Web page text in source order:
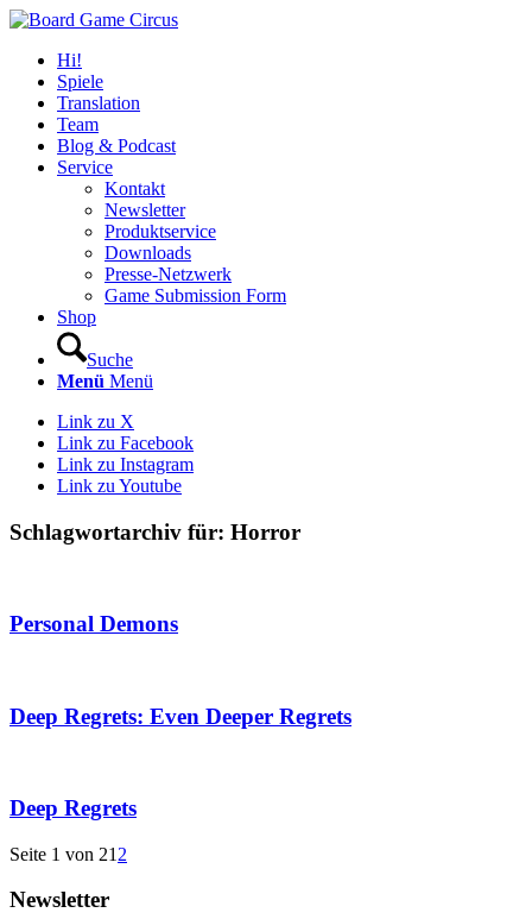
Hi!
Spiele
Translation
Team
Blog & Podcast
Service
Kontakt
Newsletter
Produktservice
Downloads
Presse-Netzwerk
Game Submission Form
Shop
Suche
Menü Menü
Link zu X
Link zu Facebook
Link zu Instagram
Link zu Youtube
Schlagwortarchiv für: Horror
Personal Demons
Deep Regrets: Even Deeper Regrets
Deep Regrets
Seite 1 von 21 2
Newsletter